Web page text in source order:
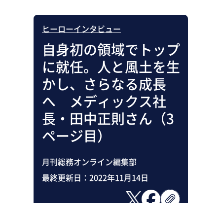
ヒーローインタビュー
自身初の領域でトップ
に就任。人と風土を生
かし、さらなる成長
へ メディックス社
長・田中正則さん（3
ページ目）
月刊総務オンライン編集部
最終更新日： 2022年11月14日